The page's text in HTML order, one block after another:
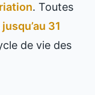
. Toutes
31
de vie des